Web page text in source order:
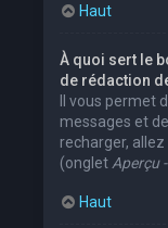
Haut
À quoi sert le
de rédaction
Il vous permet
messages et
recharger,
(ongletAperçu
Haut